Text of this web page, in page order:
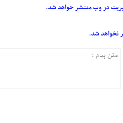
در وب منتشر خواهد شد.
نخواهد شد.